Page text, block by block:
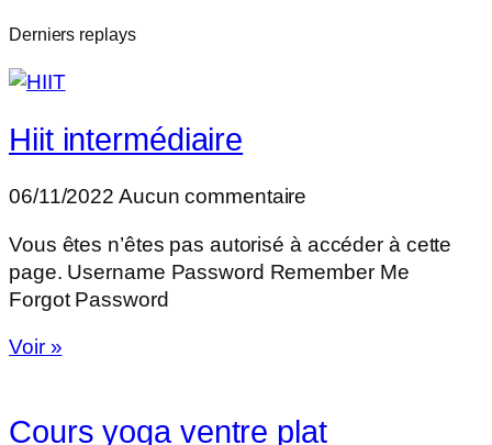
Derniers replays
Hiit intermédiaire
06/11/2022 Aucun commentaire
Vous êtes n’êtes pas autorisé à accéder à cette
page. Username Password Remember Me
Forgot Password
Voir »
Cours yoga ventre plat